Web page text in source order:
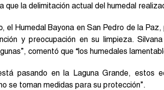
que la delimitación actual del humedal
el Humedal Bayona en San Pedro de la
y preocupación en su limpieza.
comentó que “los humedales
pasando en la Laguna Grande, estos
se toman medidas para su protección”.